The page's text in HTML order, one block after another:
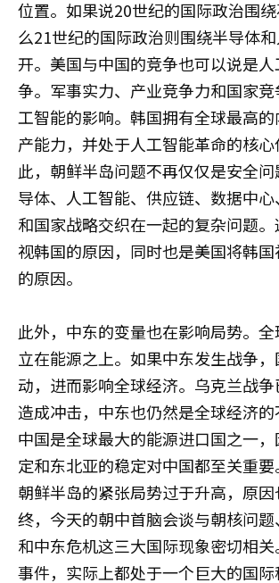
位置。如果说20世纪的国际政治围
么21世纪的国际政治则围绕半导体
开。美国与中国的竞争也可以说是
争。军事实力、产业竞争力和国家竞
工智能的影响。韩国拥有全球最高
产能力，并处于人工智能革命的核
此，朝鲜半岛问题不再仅仅是安全
导体、人工智能、供应链、数据中
和国家战略交织在一起的复杂问题
视韩国的原因，同时也是美国将韩
的原因。
此外，中东的变量也在影响局势。
立在能源之上。如果中东发生战争
动，进而影响全球经济。乌克兰战
造成冲击，中东也仍然是全球经济的
中国是全球最大的能源进口国之一
定和东北亚的稳定对中国都至关重
朝鲜半岛的紧张局势过于升高，原
终，今天的朝中首脑会谈与朝核问
和中东危机这三大国际现象密切相
事件，实际上都处于一个巨大的国